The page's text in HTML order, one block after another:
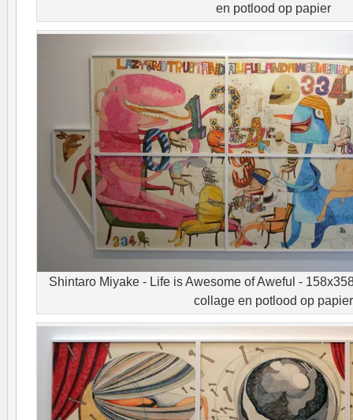
en potlood op papier
Shintaro Miyake - Life is Awesome of Aweful -
collage en potlood op papier